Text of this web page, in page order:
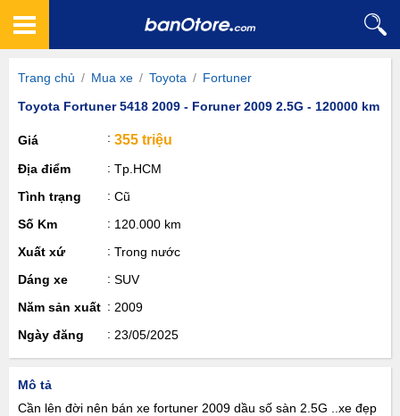
Trang chủ / Mua xe / Toyota / Fortuner
Toyota Fortuner 5418 2009 - Foruner 2009 2.5G - 120000 km
Giá 355 triệu
Địa điểm
Tp.HCM
Tình trạng
Cũ
Số Km
120.000 km
Xuất xứ
Trong nước
Dáng xe
SUV
Năm sản xuất
2009
Ngày đăng
23/05/2025
Mô tả
Cần lên đời nên bán xe fortuner 2009 dầu số sàn 2.5G ..xe đẹp